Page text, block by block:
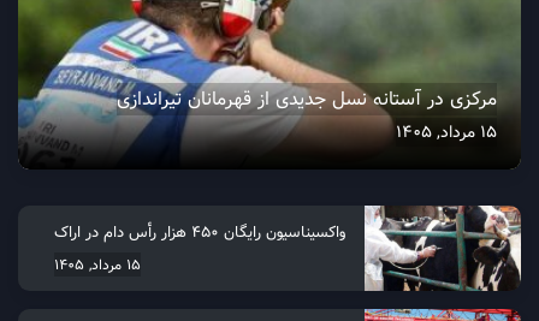
مرکزی در آستانه نسل جدیدی از قهرمانان تیراندازی
15 مرداد, 1405
واکسیناسیون رایگان ۴۵۰ هزار رأس دام در اراک
15 مرداد, 1405